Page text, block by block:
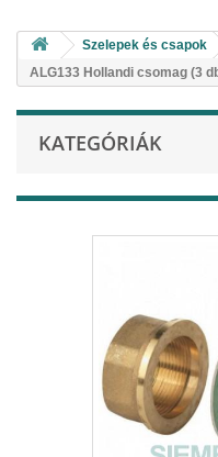
Szelepek és csapok
ALG133 Hollandi csomag (3
KATEGÓRIÁK